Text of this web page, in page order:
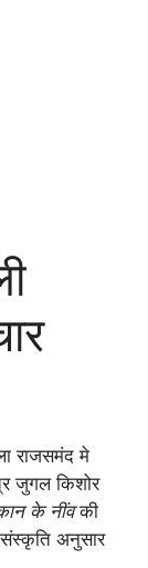
राजसमंद मे
जुगल किशोर
के नींवकी
संस्कृति अनुसार